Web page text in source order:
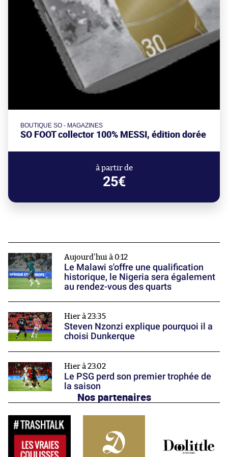
BOUTIQUE SO - MAGAZINES
SO FOOT collector 100% MESSI, édition dorée
à partir de
25€
Aujourd'hui à 0:12
Le Malawi s'offre une qualification
historique, le Nigeria sera également
au rendez-vous des quarts
Hier à 23:35
Steven Nzonzi explique pourquoi il a
choisi Dunkerque
Hier à 23:02
Le PSG perd son premier trophée de
la saison
Nos partenaires